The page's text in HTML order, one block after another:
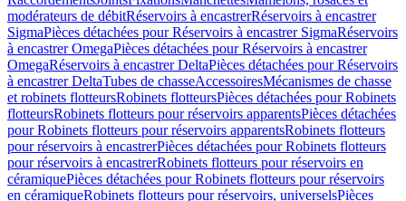
modérateurs de débitRéservoirs à encastrerRéservoirs à encastrer
SigmaPièces détachées pour Réservoirs à encastrer SigmaRéservoirs
à encastrer OmegaPièces détachées pour Réservoirs à encastrer
OmegaRéservoirs à encastrer DeltaPièces détachées pour Réservoirs
à encastrer DeltaTubes de chasseAccessoiresMécanismes de chasse
et robinets flotteursRobinets flotteursPièces détachées pour Robinets
flotteursRobinets flotteurs pour réservoirs apparentsPièces détachées
pour Robinets flotteurs pour réservoirs apparentsRobinets flotteurs
pour réservoirs à encastrerPièces détachées pour Robinets flotteurs
pour réservoirs à encastrerRobinets flotteurs pour réservoirs en
céramiquePièces détachées pour Robinets flotteurs pour réservoirs
en céramiqueRobinets flotteurs pour réservoirs, universelsPièces